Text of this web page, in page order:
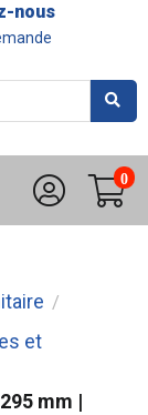
nous
0
/
et
mm |